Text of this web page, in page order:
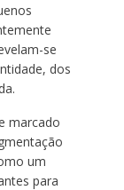
se
dos
marcado
um
para